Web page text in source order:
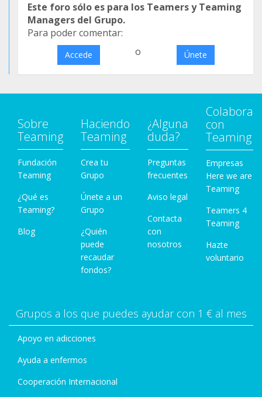
Este foro sólo es para los Teamers y Teaming
Managers del Grupo.
Para poder comentar:
Accede o Únete
Sobre
Teaming
Fundación
Teaming
¿Qué es
Teaming?
Blog
Haciendo
Teaming
Crea tu
Grupo
Únete a un
Grupo
¿Quién
puede
recaudar
fondos?
¿Alguna
duda?
Preguntas
frecuentes
Aviso legal
Contacta
con
nosotros
Colabora
con
Teaming
Empresas
Here we are
Teaming
Teamers 4
Teaming
Hazte
voluntario
Grupos a los que puedes ayudar con 1 € al mes
Apoyo en adicciones
Ayuda a enfermos
Cooperación Internacional